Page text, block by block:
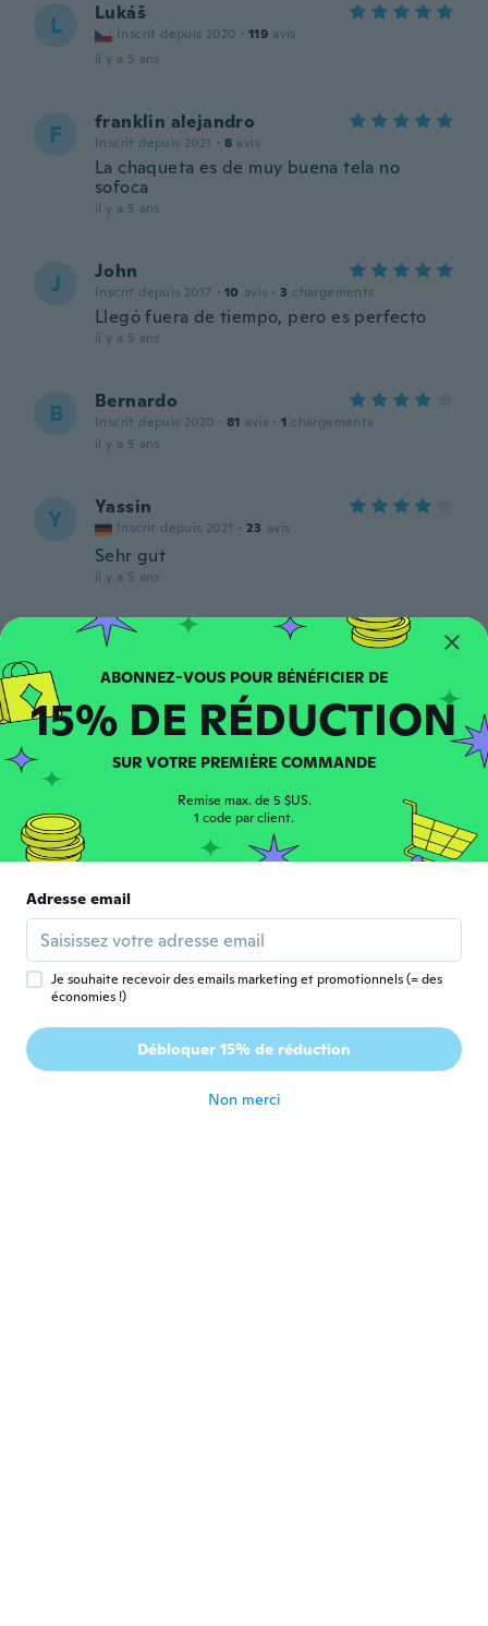
L Lukáš
Inscrit depuis 2020 · 119 avis
il y a 5 ans
F franklin alejandro
Inscrit depuis 2021 · 8 avis
La chaqueta es de muy buena tela no
sofoca
il y a 5 ans
J John
Inscrit depuis 2017 · 10 avis · 3 chargements
Llegó fuera de tiempo, pero es perfecto
il y a 5 ans
B Bernardo
Inscrit depuis 2020 · 81 avis · 1 chargements
il y a 5 ans
Y Yassin
Inscrit depuis 2021 · 23 avis
Sehr gut
il y a 5 ans
Giorgio
il y a 5 ans
Inscrit depuis 2020 · 2 avis
ع Inscrit depuis 2021
il y a 5 ans
K Inscrit depuis 2020 · 2 avis · 1 chargements
予想以上にしっかりしていました。
15% DE RÉDUCTION
SUR VOTRE PREMIÈRE COMMANDE
Remise max. de 5 $US.
1 code par client.
Adresse email
Je souhaite recevoir des emails marketing et promotionnels (= des
économies !)
Débloquer 15% de réduction
Non merci